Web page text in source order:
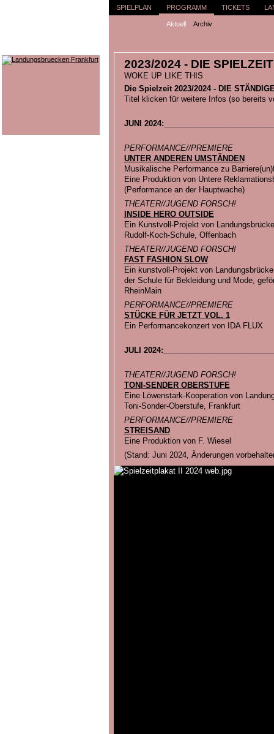
SPIELPLAN PROGRAMM
Aktuell Archiv
TICKETS
2023/2024 - DIE SPIELZEIT
WOKE UP LIKE THIS
Die Spielzeit 2023/2024 - DIE
Titel klicken für weitere Infos (so bereits
JUNI
PERFORMANCE//PREMIERE
UNTER ANDEREN UMSTÄNDEN
Musikalische Performance zu
Eine Produktion von Untere
(Performance an der Hauptwache)
THEATER//JUGEND FORSCH!
INSIDE HERO OUTSIDE
Ein Kunstvoll-Projekt von
Rudolf-Koch-Schule, Offenbach
THEATER//JUGEND FORSCH!
FAST FASHION SLOW
Ein kunstvoll-Projekt von
der Schule für Bekleidung und Mode,
RheinMain
PERFORMANCE//PREMIERE
STÜCKE FÜR JETZT VOL. 1
Ein Performancekonzert von IDA FLUX
JULI
THEATER//JUGEND FORSCH!
TONI-SENDER OBERSTUFE
Eine Löwenstark-Kooperation von
Toni-Sonder-Oberstufe, Frankfurt
PERFORMANCE//PREMIERE
STREISAND
Eine Produktion von F. Wiesel
(Stand: Juni 2024, Änderungen